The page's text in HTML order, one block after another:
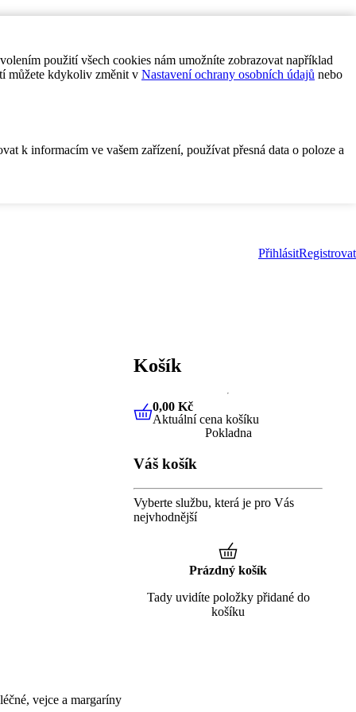
použití všech cookies nám umožníte zobrazovat například
můžete kdykoliv změnit v Nastavení ochrany osobních údajů nebo
k informacím ve vašem zařízení, používat přesná data o poloze a
PřihlásitRegistrovat
vejce a margaríny
Košík
0,00 KčAktuální cena košíku
0,00 Kč
Aktuální cena košíku
Pokladna
Váš košík
Vyberte službu, která je pro Vás
nejvhodnější
Prázdný košík
Tady uvidíte položky přidané do
košíku